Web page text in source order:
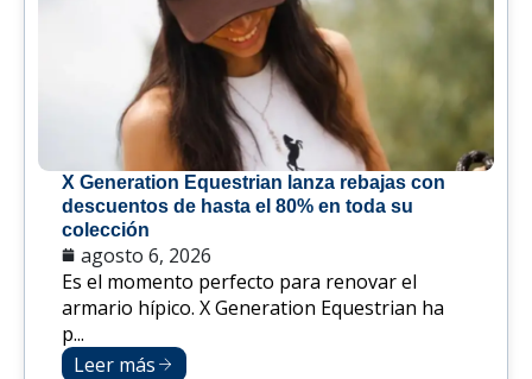
X Generation Equestrian lanza rebajas con
descuentos de hasta el 80% en toda su
colección
agosto 6, 2026
Es el momento perfecto para renovar el
armario hípico. X Generation Equestrian ha
p...
Leer más